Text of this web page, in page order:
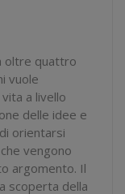
oltre quattro
vuole
a livello
delle idee e
orientarsi
vengono
argomento. Il
scoperta della